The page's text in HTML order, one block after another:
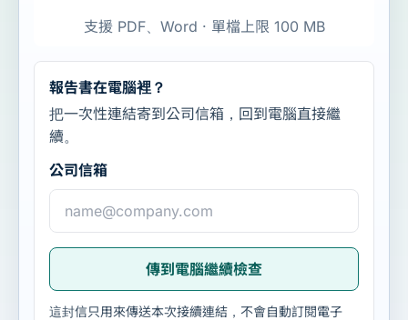
支援 PDF、Word · 單檔上限 100 MB
報告書在電腦裡？
把一次性連結寄到公司信箱，回到電腦直接繼
續。
公司信箱
傳到電腦繼續檢查
這封信只用來傳送本次接續連結，不會自動訂閱電子